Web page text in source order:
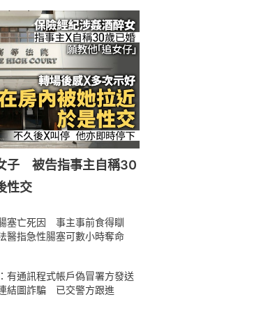
子 被告指事主自稱30
性交
塞亡死因 事主事前食得瞓
指急性腸塞可數小時奪命
有通訊程式帳戶偽冒署方發送
結圖詐騙 已交警方跟進